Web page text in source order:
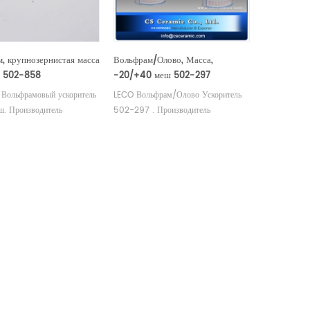
крупнозернистая масса
502-858
ускоритель
Производитель
Вольфрам/Олово, Масса,
-20/+40 меш 502-297
LECO Вольфрам/Олово Ускоритель
502-297 . Производитель